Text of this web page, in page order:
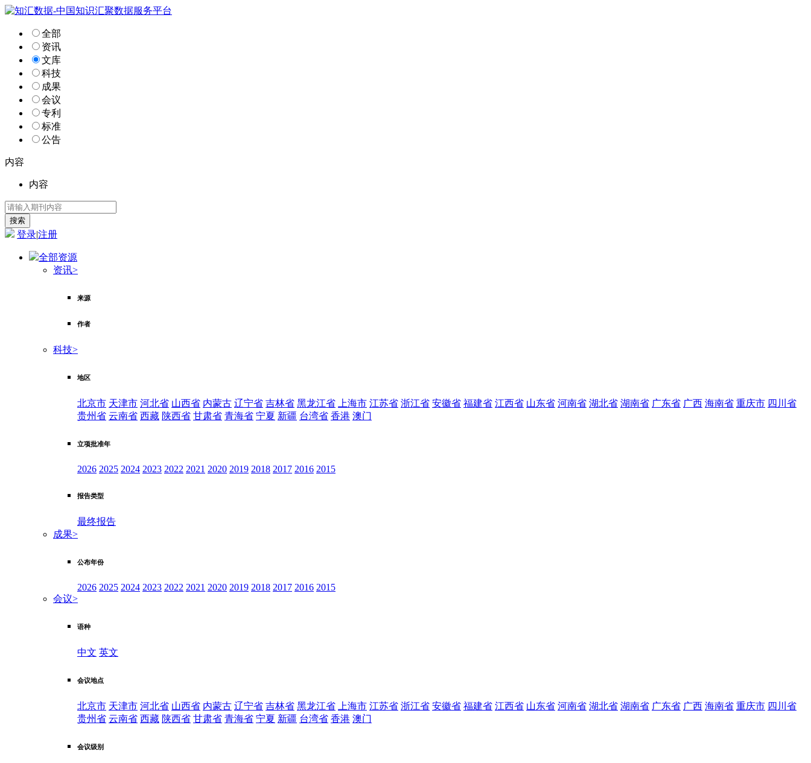
全部
资讯
文库
科技
成果
会议
专利
标准
公告
内容
内容
登录|注册
全部资源
资讯>
来源
作者
科技>
地区
北京市 天津市 河北省 山西省 内蒙古 辽宁省 吉林省 黑龙江省 上海市 江苏省 浙江省 安徽省 福建省 江西省 山东省 河南省 湖北省 湖南省 广东省 广西 海南省 重庆市 四川省
贵州省 云南省 西藏 陕西省 甘肃省 青海省 宁夏 新疆 台湾省 香港 澳门
立项批准年
2026 2025 2024 2023 2022 2021 2020 2019 2018 2017 2016 2015
报告类型
最终报告
成果>
公布年份
2026 2025 2024 2023 2022 2021 2020 2019 2018 2017 2016 2015
会议>
语种
中文 英文
会议地点
北京市 天津市 河北省 山西省 内蒙古 辽宁省 吉林省 黑龙江省 上海市 江苏省 浙江省 安徽省 福建省 江西省 山东省 河南省 湖北省 湖南省 广东省 广西 海南省 重庆市 四川省
贵州省 云南省 西藏 陕西省 甘肃省 青海省 宁夏 新疆 台湾省 香港 澳门
会议级别